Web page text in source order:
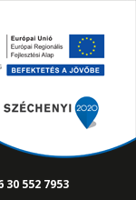
30 552 7953